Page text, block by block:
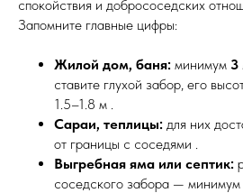
спокойствия и добрососедских
Запомните главные цифры:
Жилой дом, баня: минимум 3
ставите глухой забор, его
1.5–1.8 м .
Сараи, теплицы: для них
от границы с соседями .
Выгребная яма или септик:
соседского забора — минимум